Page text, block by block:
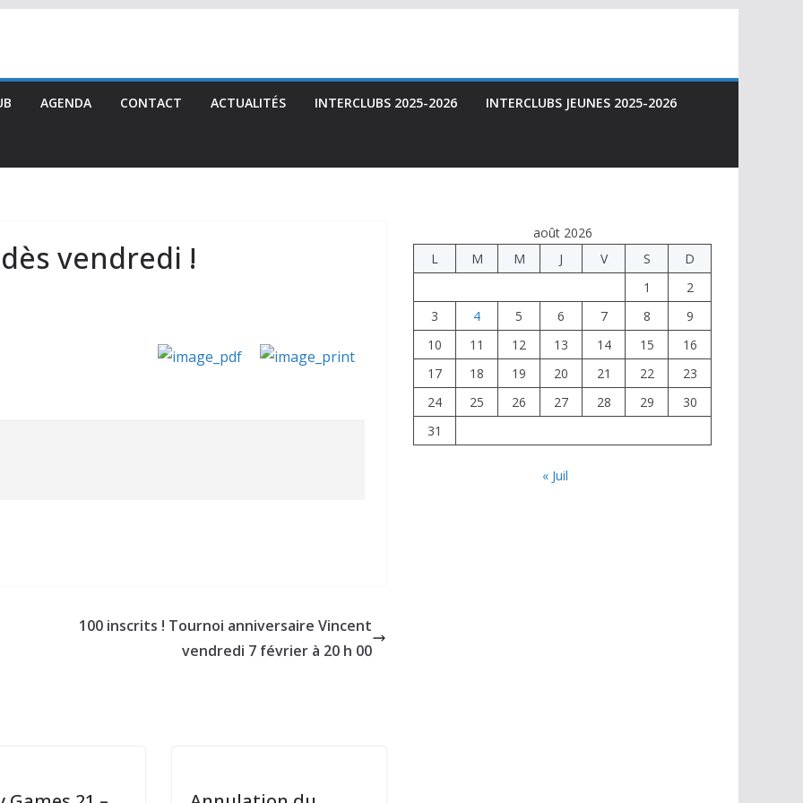
AGENDA CONTACT ACTUALITÉS INTERCLUBS 2025-2026 INTERCLUBS JEUNES 2025-2026
vendredi !
100 inscrits ! Tournoi anniversaire Vincent
vendredi 7 février à 20 h 00
août 2026
L
M M J V S
D
1
2
3
4 5 6 7 8
9
10
11 12 13 14 15
16
17
18 19 20 21 22
23
24
25 26 27 28 29
30
31
« Juil